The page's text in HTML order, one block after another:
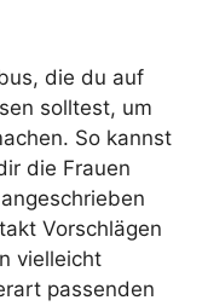
die du auf
solltest, um
So kannst
die Frauen
Vorschlägen
vielleicht
passenden